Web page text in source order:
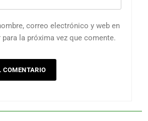
correo electrónico y web en
para la próxima vez que comente.